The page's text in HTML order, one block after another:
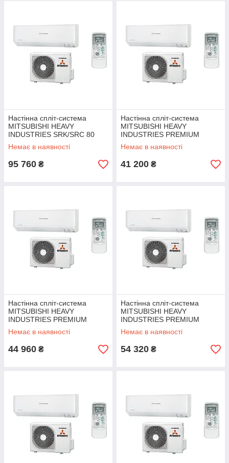
Настінна спліт-система
MITSUBISHI HEAVY
INDUSTRIES SRK/SRC 80
ZSPR-S
Немає в наявності
95 760 ₴
Настінна спліт-система
MITSUBISHI HEAVY
INDUSTRIES PREMIUM
SRK/SRC 20 ZS-W
Немає в наявності
41 200 ₴
Настінна спліт-система
MITSUBISHI HEAVY
INDUSTRIES PREMIUM
SRK/SRC 25 ZS-W
Немає в наявності
44 960 ₴
Настінна спліт-система
MITSUBISHI HEAVY
INDUSTRIES PREMIUM
SRK/SRC 35 ZS-W
Немає в наявності
54 320 ₴